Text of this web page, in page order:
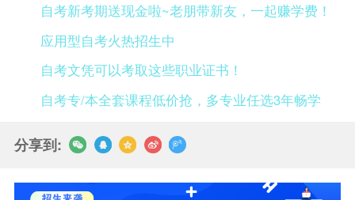
自考新考期送现金啦~老朋带新友，一起赚学费！
应用型自考火热招生中
自考文凭可以考取这些职业证书！
自考专/本全套课程低价抢，多专业任选3年畅学
分享到: